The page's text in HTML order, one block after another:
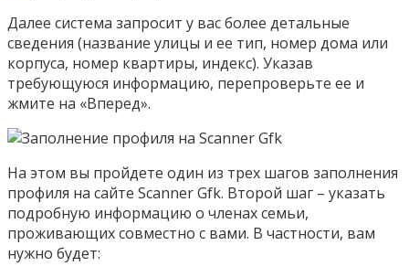
Далее система запросит у вас более детальные
сведения (название улицы и ее тип, номер дома или
корпуса, номер квартиры, индекс). Указав
требующуюся информацию, перепроверьте ее и
жмите на «Вперед».
На этом вы пройдете один из трех шагов заполнения
профиля на сайте Scanner Gfk. Второй шаг – указать
подробную информацию о членах семьи,
проживающих совместно с вами. В частности, вам
нужно будет: